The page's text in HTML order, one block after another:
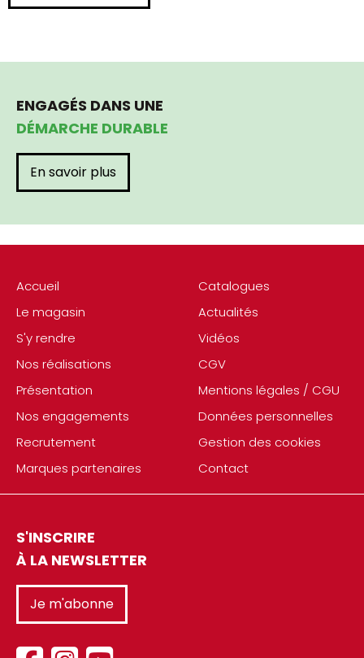
Accueil
Le magasin
S'y rendre
Nos réalisations
Présentation
Nos engagements
Recrutement
Marques partenaires
Catalogues
Actualités
Vidéos
CGV
Mentions légales / CGU
Données personnelles
Gestion des cookies
Contact
S'INSCRIRE
À LA NEWSLETTER
Je m'abonne
ENGAGÉS DANS UNE
DÉMARCHE DURABLE
En savoir plus